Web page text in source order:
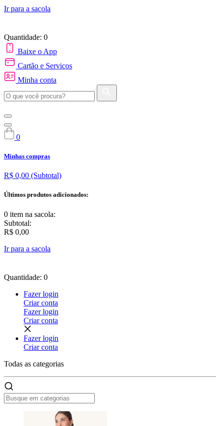
Ir para a sacola
Quantidade: 0
Baixe o App
Cartão e Serviços
Minha conta
0
Minhas compras
R$ 0,00 (Subtotal)
Últimos produtos adicionados:
0 item na sacola:
Subtotal:
R$ 0,00
Ir para a sacola
Quantidade: 0
Fazer login
Criar conta
Fazer login
Criar conta
Fazer login
Criar conta
Todas as categorias